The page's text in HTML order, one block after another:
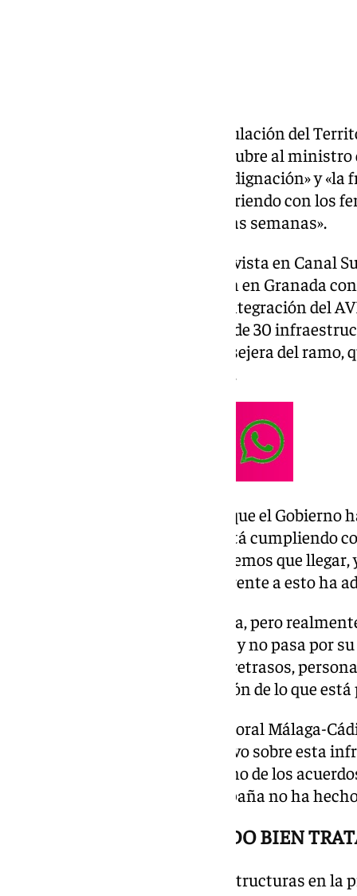
La consejera de Fomento, Articulación del
trasladará este viernes 11 de octubre al
, «la indignación» y
andaluces» con lo que está ocurriendo con los
retrasos prácticamente todas las semanas».
Así lo ha señalado en una entrevista en Canal
al ser preguntada por la reunión en Granada
primera mesa técnica para la integración del
muchos retos por delante. Más de 30
Andalucía», ha detallado la consejera del ramo,
solicitando esa reunión tiempo.
Además, ha apuntado que, aunque el Gobierno
luego «hay que ir viendo sí se está cumpliendo
llegando a lo que realmente tenemos que llegar,
infraestructura que se licita». Frente a esto ha
«Habrá mucha licitación pública, pero
ferrocarril no está funcionando y no pasa por
para apuntar que hay «averías, retrasos,
tienen ningún tipo de explicación de lo que está
Cuestionada sobre el tren del litoral Málaga-
en marcha el estudio informativo sobre esta
va a bonificar los peajes. «Era uno de los
actualmente el Gobierno de España no ha
ALMERÍA: «NO ESTÁ SIENDO BIEN
Sobre la situación de las infraestructuras en